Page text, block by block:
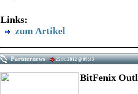
Links:
zum Artikel
Partnernews 25.01.2012 @ 09:43
BitFenix